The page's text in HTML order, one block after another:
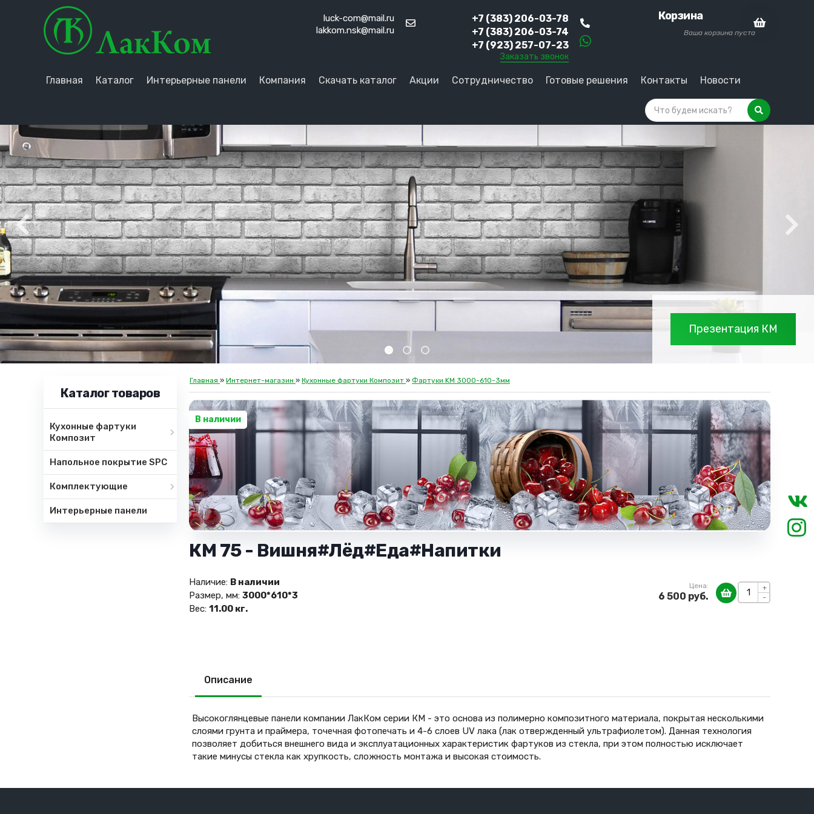
luck-com@mail.ru
lakkom.nsk@mail.ru
+7 (383) 206-03-78
+7 (383) 206-03-74
+7 (923) 257-07-23
Заказать звонок
Корзина
Ваша корзина пуста
Главная Каталог Интерьерные панели Компания Скачать каталог Акции Сотрудничество Готовые решения Контакты Новости
Презентация КМ
Каталог товаров
Кухонные фартуки
Композит
Напольное покрытие SPC
Комплектующие
Интерьерные панели
Главная » Интернет-магазин » Кухонные фартуки Композит » Фартуки KM 3000-610-3мм
В наличии
КМ 75 - Вишня#Лёд#Еда#Напитки
+
-
Цена:
6 500 руб.
Наличие: В наличии
Размер, мм: 3000*610*3
Вес: 11.00 кг.
Описание
Высокоглянцевые панели компании ЛакКом серии КМ - это основа из полимерно композитного материала, покрытая несколькими
слоями грунта и праймера, точечная фотопечать и 4-6 слоев UV лака (лак отвержденный ультрафиолетом). Данная технология
позволяет добиться внешнего вида и эксплуатационных характеристик фартуков из стекла, при этом полностью исключает
такие минусы стекла как хрупкость, сложность монтажа и высокая стоимость.